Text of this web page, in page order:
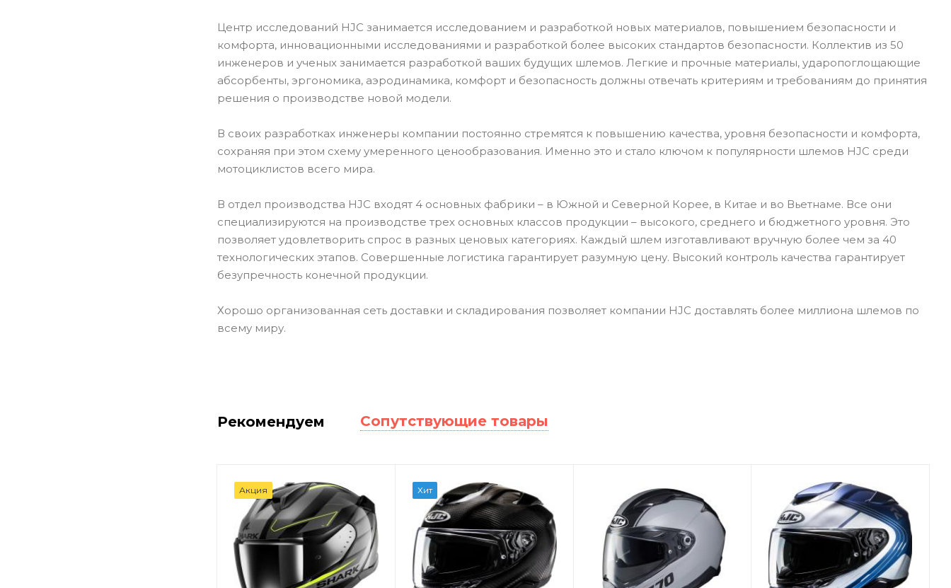
Центр исследований HJC занимается исследованием и разработкой новых материалов, повышением безопасности и
комфорта, инновационными исследованиями и разработкой более высоких стандартов безопасности. Коллектив из 50
инженеров и ученых занимается разработкой ваших будущих шлемов. Легкие и прочные материалы, ударопоглощающие
абсорбенты, эргономика, аэродинамика, комфорт и безопасность должны отвечать критериям и требованиям до принятия
решения о производстве новой модели.
В своих разработках инженеры компании постоянно стремятся к повышению качества, уровня безопасности и комфорта,
сохраняя при этом схему умеренного ценообразования. Именно это и стало ключом к популярности шлемов HJC среди
мотоциклистов всего мира.
В отдел производства HJC входят 4 основных фабрики – в Южной и Северной Корее, в Китае и во Вьетнаме. Все они
специализируются на производстве трех основных классов продукции – высокого, среднего и бюджетного уровня. Это
позволяет удовлетворить спрос в разных ценовых категориях. Каждый шлем изготавливают вручную более чем за 40
технологических этапов. Совершенные логистика гарантирует разумную цену. Высокий контроль качества гарантирует
безупречность конечной продукции.
Хорошо организованная сеть доставки и складирования позволяет компании HJC доставлять более миллиона шлемов по
всему миру.
Рекомендуем Сопутствующие товары
Акция Хит